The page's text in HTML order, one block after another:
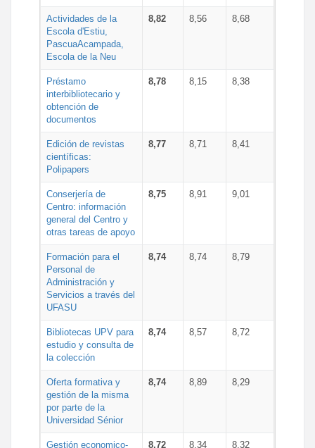
Actividades de la
Escola d'Estiu,
PascuaAcampada,
Escola de la Neu
8,82 8,56 8,68
Préstamo
interbibliotecario y
obtención de
documentos
8,78 8,15 8,38
Edición de revistas
científicas:
Polipapers
8,77 8,71 8,41
Conserjería de
Centro: información
general del Centro y
otras tareas de apoyo
8,75 8,91 9,01
Formación para el
Personal de
Administración y
Servicios a través del
UFASU
8,74 8,74 8,79
Bibliotecas UPV para
estudio y consulta de
la colección
8,74 8,57 8,72
Oferta formativa y
gestión de la misma
por parte de la
Universidad Sénior
8,74 8,89 8,29
Gestión economico- 8,72 8,34 8,32